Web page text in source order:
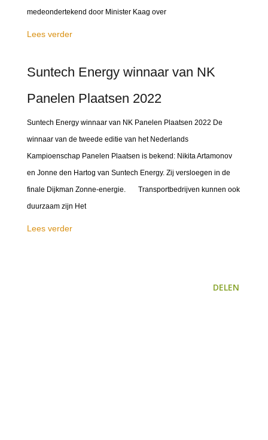
medeondertekend door Minister Kaag over
Lees verder
Suntech Energy winnaar van NK
Panelen Plaatsen 2022
Suntech Energy winnaar van NK Panelen Plaatsen 2022 De
winnaar van de tweede editie van het Nederlands
Kampioenschap Panelen Plaatsen is bekend: Nikita Artamonov
en Jonne den Hartog van Suntech Energy. Zij versloegen in de
finale Dijkman Zonne-energie. Transportbedrijven kunnen ook
duurzaam zijn Het
Lees verder
DELEN